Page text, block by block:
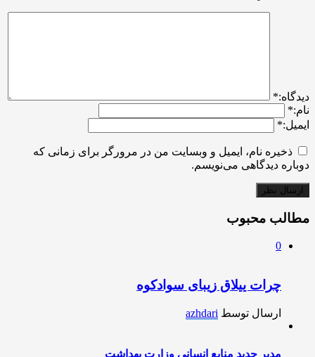
ديدگاه:*
نام:*
ایمیل:*
ذخیره نام، ایمیل و وبسایت من در مرورگر برای زمانی که
دوباره دیدگاهی می‌نویسم.
مطالب محبوب
0
چرات ییلاق زیبای سوادکوه
ارسال توسط azhdari
مدیر جدید منابع انسانی وزارت بهداشت